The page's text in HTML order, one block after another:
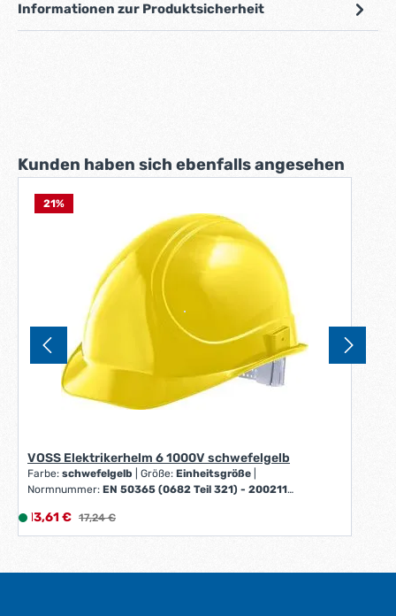
Informationen zur Produktsicherheit
Produktgalerie überspringen
Kunden haben sich ebenfalls angesehen
21%
VOSS Elektrikerhelm 6 1000V schwefelgelb
Farbe:schwefelgelb Größe:Einheitsgröße
Normnummer:EN 50365 (0682 Teil 321) - 200211
Verkaufspreis:
L
i
f
13,61 € Regulärer Preis:
17,24 €